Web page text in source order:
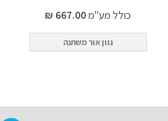
כולל מע"מ667.00 ₪
גוון אור משתנה